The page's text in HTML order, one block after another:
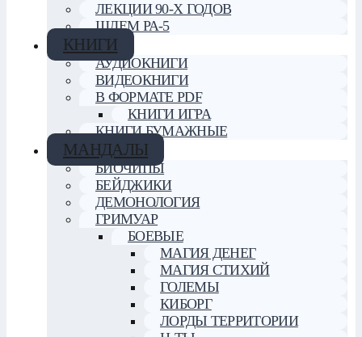
ЛЕКЦИИ 90-Х ГОДОВ
ШЛЕМ РА-5
КНИГИ
АУДИОКНИГИ
ВИДЕОКНИГИ
В ФОРМАТЕ PDF
КНИГИ ИГРА
КНИГИ БУМАЖНЫЕ
МАНДАЛЫ
БИОЧИПЫ
БЕЙДЖИКИ
ДЕМОНОЛОГИЯ
ГРИМУАР
БОЕВЫЕ
МАГИЯ ДЕНЕГ
МАГИЯ СТИХИЙ
ГОЛЕМЫ
КИБОРГ
ЛОРДЫ ТЕРРИТОРИИ